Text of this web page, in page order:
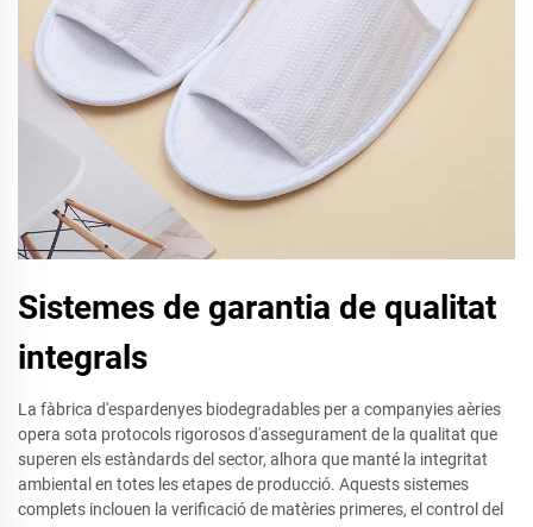
Sistemes de garantia de qualitat
integrals
La fàbrica d'espardenyes biodegradables per a companyies aèries
opera sota protocols rigorosos d'assegurament de la qualitat que
superen els estàndards del sector, alhora que manté la integritat
ambiental en totes les etapes de producció. Aquests sistemes
complets inclouen la verificació de matèries primeres, el control del